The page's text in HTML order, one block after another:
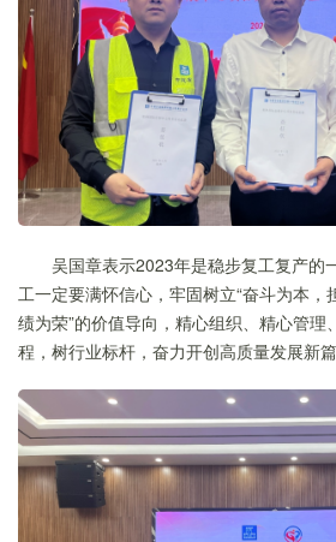
吴国章表示2023年是稳步复工复产的
工一定要满怀信心，牢固树立“奋斗为本，
绩为荣”的价值导向，精心组织、精心管理
程，树行业标杆，奋力开创高质量发展新